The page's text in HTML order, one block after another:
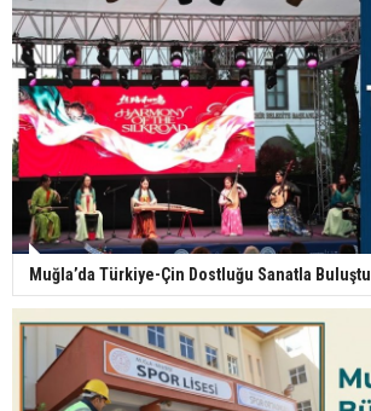
Muğla’da Türkiye-Çin Dostluğu Sanatla Buluştu